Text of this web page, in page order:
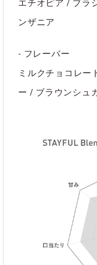
エチオピア / ブラ
ンザニア
- フレーバー
ミルクチョコレー
ー / ブラウンシュ